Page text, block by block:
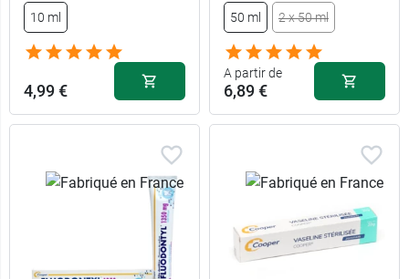
comprimés
comprimés
4,49 €
10 ml
4,99 €
50 ml 2 x 50 ml
A partir de
6,89 €